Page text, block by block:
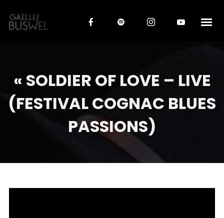
« SOLDIER OF LOVE – LIVE
(FESTIVAL COGNAC BLUES
PASSIONS)